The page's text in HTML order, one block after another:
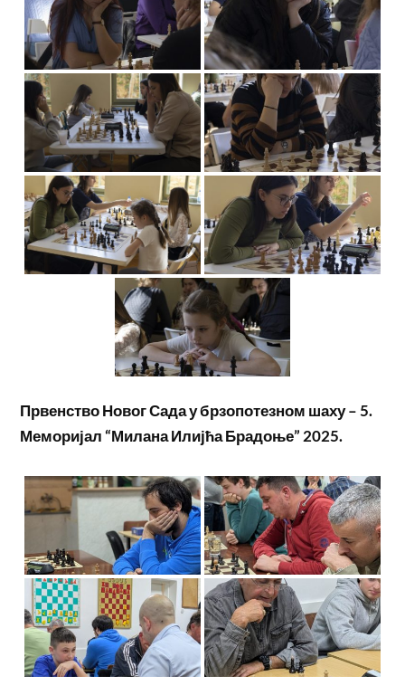
Првенство Новог Сада у брзопотезном шаху – 5.
Меморијал “Милана Илијћа Брадоње” 2025.